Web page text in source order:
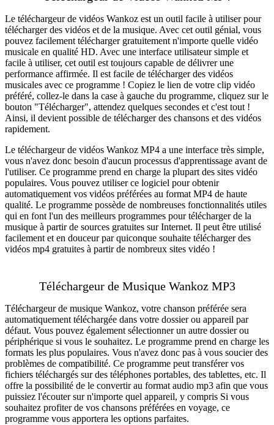
Le téléchargeur de vidéos Wankoz est un outil facile à utiliser pour
télécharger des vidéos et de la musique. Avec cet outil génial, vous
pouvez facilement télécharger gratuitement n'importe quelle vidéo
musicale en qualité HD. Avec une interface utilisateur simple et
facile à utiliser, cet outil est toujours capable de délivrer une
performance affirmée. Il est facile de télécharger des vidéos
musicales avec ce programme ! Copiez le lien de votre clip vidéo
préféré, collez-le dans la case à gauche du programme, cliquez sur le
bouton "Télécharger", attendez quelques secondes et c'est tout !
Ainsi, il devient possible de télécharger des chansons et des vidéos
rapidement.
Le téléchargeur de vidéos Wankoz MP4 a une interface très simple,
vous n'avez donc besoin d'aucun processus d'apprentissage avant de
l'utiliser. Ce programme prend en charge la plupart des sites vidéo
populaires. Vous pouvez utiliser ce logiciel pour obtenir
automatiquement vos vidéos préférées au format MP4 de haute
qualité. Le programme possède de nombreuses fonctionnalités utiles
qui en font l'un des meilleurs programmes pour télécharger de la
musique à partir de sources gratuites sur Internet. Il peut être utilisé
facilement et en douceur par quiconque souhaite télécharger des
vidéos mp4 gratuites à partir de nombreux sites vidéo !
Téléchargeur de Musique Wankoz MP3
Téléchargeur de musique Wankoz, votre chanson préférée sera
automatiquement téléchargée dans votre dossier ou appareil par
défaut. Vous pouvez également sélectionner un autre dossier ou
périphérique si vous le souhaitez. Le programme prend en charge les
formats les plus populaires. Vous n'avez donc pas à vous soucier des
problèmes de compatibilité. Ce programme peut transférer vos
fichiers téléchargés sur des téléphones portables, des tablettes, etc. Il
offre la possibilité de le convertir au format audio mp3 afin que vous
puissiez l'écouter sur n'importe quel appareil, y compris Si vous
souhaitez profiter de vos chansons préférées en voyage, ce
programme vous apportera les options parfaites.